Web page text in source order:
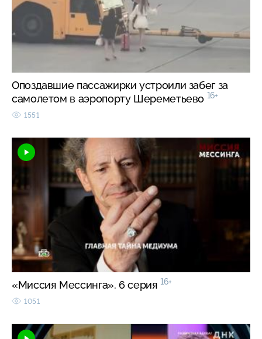
Опоздавшие пассажирки устроили забег за
самолетом в аэропорту Шереметьево 16+
1551
«Миссия Мессинга». 6 серия 16+
1051